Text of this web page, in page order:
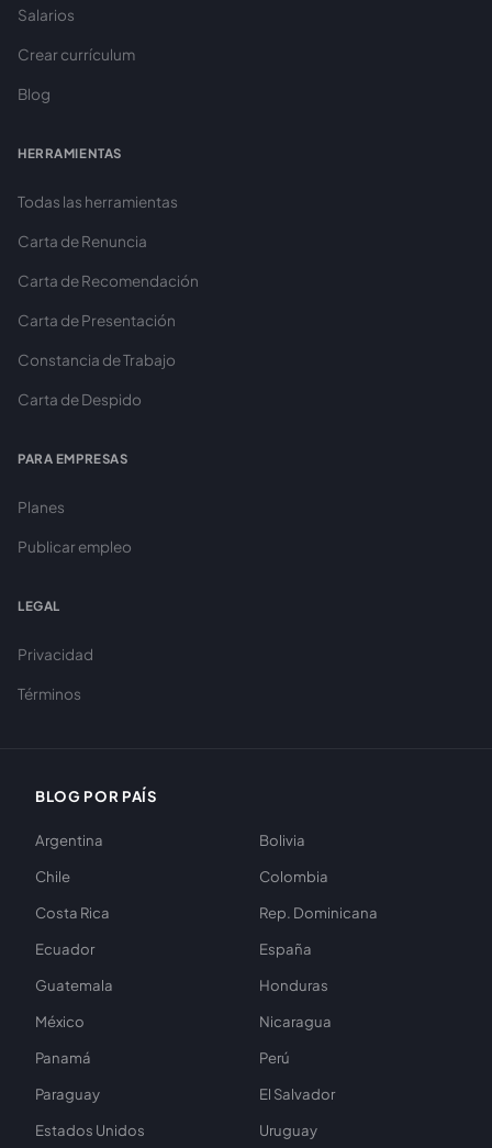
Salarios
Crear currículum
Blog
HERRAMIENTAS
Todas las herramientas
Carta de Renuncia
Carta de Recomendación
Carta de Presentación
Constancia de Trabajo
Carta de Despido
PARA EMPRESAS
Planes
Publicar empleo
LEGAL
Privacidad
Términos
BLOG POR PAÍS
Argentina
Bolivia
Chile
Colombia
Costa Rica
Rep. Dominicana
Ecuador
España
Guatemala
Honduras
México
Nicaragua
Panamá
Perú
Paraguay
El Salvador
Estados Unidos
Uruguay